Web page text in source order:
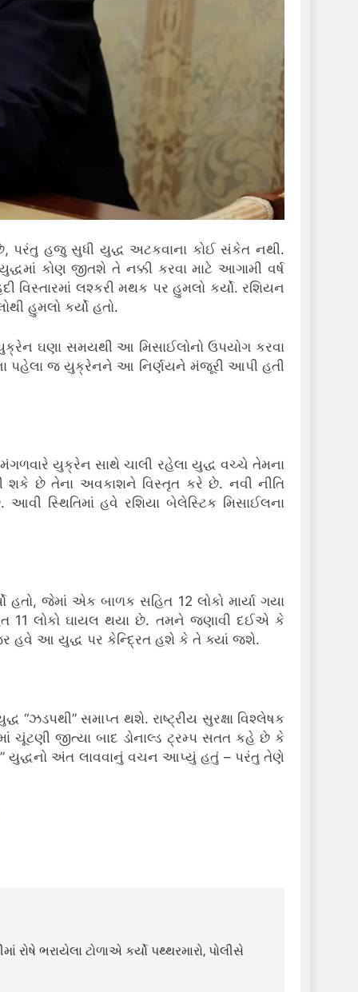
પરંતુ હજુ સુધી યુદ્ધ અટકવાના કોઈ સંકેત નથી.
કોણ જીતશે તે નક્કી કરવા માટે આગામી વર્ષ
લશ્કરી મથક પર હુમલો કર્યો. રશિયન
હુમલો કર્યો હતો.
ઘણા સમયથી આ મિસાઈલોનો ઉપયોગ કરવા
પહેલા જ યુક્રેનને આ નિર્ણયને મંજૂરી આપી હતી
યુક્રેન સાથે ચાલી રહેલા યુદ્ધ વચ્ચે તેમના
શકે છે તેના અવકાશને વિસ્તૃત કરે છે. નવી નીતિ
સ્થિતિમાં હવે રશિયા બેલેસ્ટિક મિસાઈલના
જેમાં એક બાળક સહિત 12 લોકો માર્યા ગયા
11 લોકો ઘાયલ થયા છે. તમને જણાવી દઈએ કે
હવે આ યુદ્ધ પર કેન્દ્રિત હશે કે તે ક્યાં જશે.
સમાપ્ત થશે. રાષ્ટ્રીય સુરક્ષા વિશ્લેષક
ચૂંટણી જીત્યા બાદ ડોનાલ્ડ ટ્રમ્પ સતત કહે છે કે
યુદ્ધનો અંત લાવવાનું વચન આપ્યું હતું – પરંતુ તેણે
રોષે ભરાયેલા ટોળાએ કર્યો પથ્થરમારો, પોલીસે